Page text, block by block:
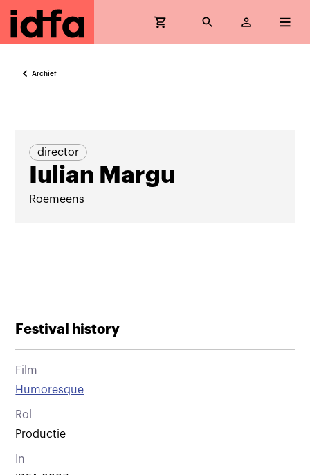
Archief
director
Iulian Margu
Roemeens
Festival history
Film
Humoresque
Rol
Productie
In